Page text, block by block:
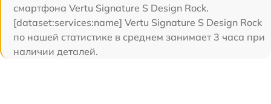
смартфона Vertu Signature S Design Rock.
[dataset:services:name] Vertu Signature S Design Rock
по нашей статистике в среднем занимает 3 часа при
наличии деталей.